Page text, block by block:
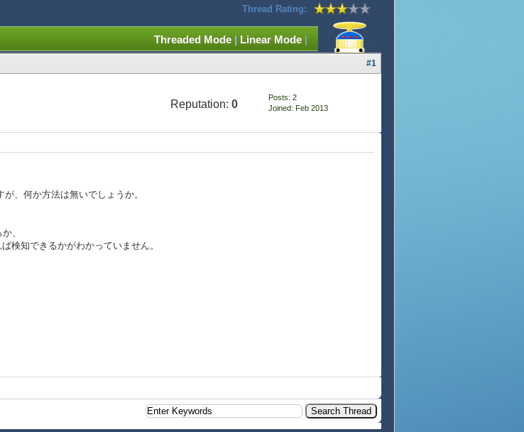
Thread Rating:
Threaded Mode | Linear Mode |
#1
Reputation: 0
Posts: 2
Joined: Feb 2013
、何か方法は無いでしょうか。
、
検知できるかがわかっていません。